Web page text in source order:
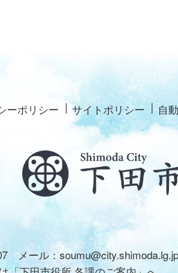
ーポリシー サイトポリシー 自
メール： soumu@city.shimoda.lg.jp